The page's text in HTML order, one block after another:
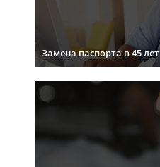
Замена паспорта в 45 лет